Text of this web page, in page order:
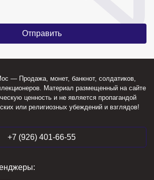
— Продажа, монет, банкнот, солдатиков,
Материал размещенный на сайте
ценность и не является пропагандой
или религиозных убеждений и взглядов!
+7 (926) 401-66-55